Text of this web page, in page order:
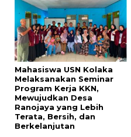
Mahasiswa USN Kolaka
Melaksanakan Seminar
Program Kerja KKN,
Mewujudkan Desa
Ranojaya yang Lebih
Terata, Bersih, dan
Berkelanjutan